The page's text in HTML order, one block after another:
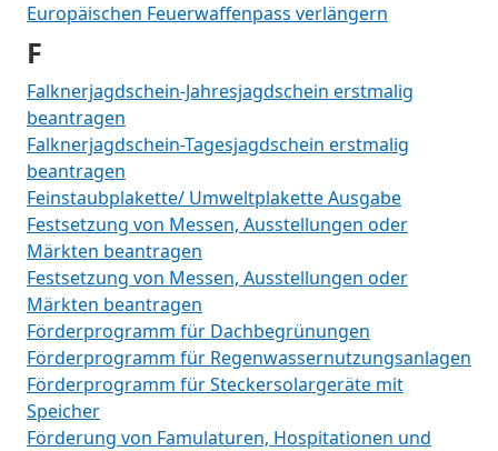
Europäischen Feuerwaffenpass verlängern
F
Falknerjagdschein-Jahresjagdschein erstmalig
beantragen
Falknerjagdschein-Tagesjagdschein erstmalig
beantragen
Feinstaubplakette/ Umweltplakette Ausgabe
Festsetzung von Messen, Ausstellungen oder
Märkten beantragen
Festsetzung von Messen, Ausstellungen oder
Märkten beantragen
Förderprogramm für Dachbegrünungen
Förderprogramm für Regenwassernutzungsanlagen
Förderprogramm für Steckersolargeräte mit
Speicher
Förderung von Famulaturen, Hospitationen und